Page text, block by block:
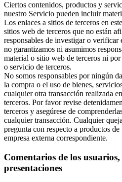
Ciertos contenidos, productos y
nuestro Servicio pueden incluir
Los enlaces a sitios de terceros en
sitios web de terceros que no están
responsables de investigar o
no garantizamos ni asumimos
material o sitio web de terceros ni
o servicio de terceros.
No somos responsables por ningún
la compra o el uso de bienes,
cualquier otra transacción realizada
terceros. Por favor revise
terceros y asegúrese de
cualquier transacción. Cualquier
pregunta con respecto a productos
empresa externa correspondiente.
Comentarios de los
presentaciones